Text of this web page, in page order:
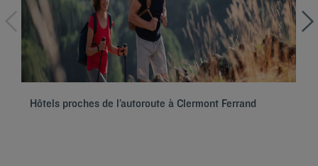
Hôtels proches de l’autoroute à Clermont Ferrand